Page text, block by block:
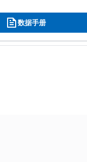
数据手册